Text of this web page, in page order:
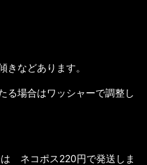
きなどあります。
る場合はワッシャーで調整し
ネコポス220円で発送しま